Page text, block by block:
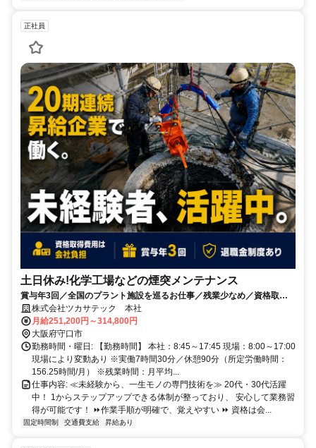
正社員
土日休み!化学工場などの煙突メンテナンス
賞与年3回／全国のプラント施設を巡るお仕事／残業少なめ／資格取得
支援あり
株式会社ツカサテック 本社
月給251,200円～314,800円
大阪府守口市
勤務時間・曜日: 【勤務時間】 本社：8:45～17:45 現場：8:00～17:00
現場により変動あり ※実働7時間30分／休憩90分（所定労働時間：
156.25時間/月） ※残業時間：月平均...
仕事内容: ≪未経験から、一生モノの専門技術を≫ 20代・30代活躍
中！ 1からステップアップできる体制が整っており、 安心して業務習
得が可能です！ ⏩作業手順が明確で、覚えやすい ⏩ 資格は会...
固定時間制 交通費支給 昇給あり